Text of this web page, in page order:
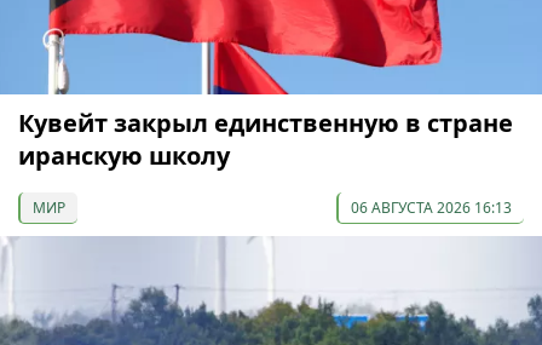
Кувейт закрыл единственную в стране
иранскую школу
МИР 06 АВГУСТА 2026 16:13